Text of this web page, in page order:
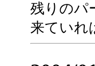
残りのパ
来ていれ